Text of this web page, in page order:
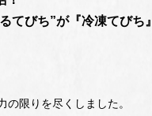
てびち”が『冷凍てびち』
限りを尽くしました。